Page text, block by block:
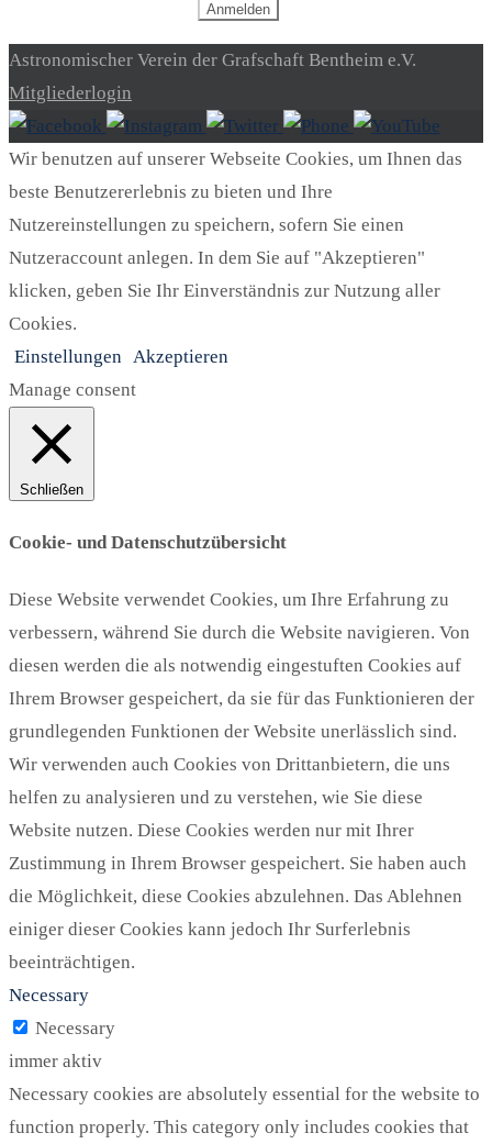
Astronomischer Verein der Grafschaft Bentheim e.V.
Mitgliederlogin
Wir benutzen auf unserer Webseite Cookies, um Ihnen das
beste Benutzererlebnis zu bieten und Ihre
Nutzereinstellungen zu speichern, sofern Sie einen
Nutzeraccount anlegen. In dem Sie auf "Akzeptieren"
klicken, geben Sie Ihr Einverständnis zur Nutzung aller
Cookies.
Einstellungen Akzeptieren
Manage consent
Schließen
Cookie- und Datenschutzübersicht
Diese Website verwendet Cookies, um Ihre Erfahrung zu
verbessern, während Sie durch die Website navigieren. Von
diesen werden die als notwendig eingestuften Cookies auf
Ihrem Browser gespeichert, da sie für das Funktionieren der
grundlegenden Funktionen der Website unerlässlich sind.
Wir verwenden auch Cookies von Drittanbietern, die uns
helfen zu analysieren und zu verstehen, wie Sie diese
Website nutzen. Diese Cookies werden nur mit Ihrer
Zustimmung in Ihrem Browser gespeichert. Sie haben auch
die Möglichkeit, diese Cookies abzulehnen. Das Ablehnen
einiger dieser Cookies kann jedoch Ihr Surferlebnis
beeinträchtigen.
Necessary
Necessary
immer aktiv
Necessary cookies are absolutely essential for the website to
function properly. This category only includes cookies that